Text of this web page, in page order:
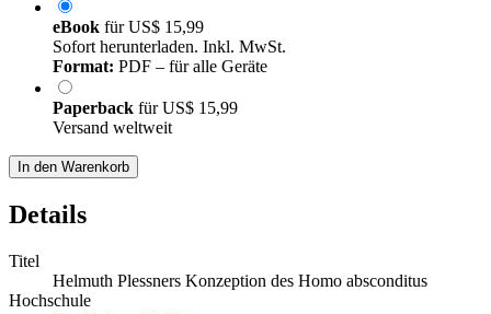
eBook fürUS$ 15,99
Sofort herunterladen. Inkl. MwSt.
Format: PDF – für alle Geräte
Paperback fürUS$ 15,99
Versand weltweit
In den Warenkorb
Details
Titel
Helmuth Plessners Konzeption des Homo absconditus
Hochschule